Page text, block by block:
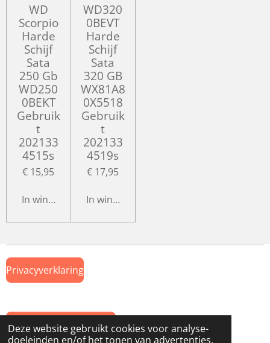
Deze website gebruikt cookies voor analyse-
doeleinden en/of het tonen van advertenties.
WD
Scorpio
Harde
Schijf
Sata
250 Gb
WD250
0BEKT
Gebruik
t
202133
4515s
€ 15,95
In winkelwagen
WD320
0BEVT
Harde
Schijf
Sata
320 GB
WX81A8
0X5518
Gebruik
t
202133
4519s
€ 17,95
In winkelwagen
Privacyverklaring
Algemene Voorwaarden